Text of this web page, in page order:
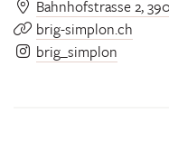
Bahnhofstrasse 2,
brig-simplon.ch
brig_simplon